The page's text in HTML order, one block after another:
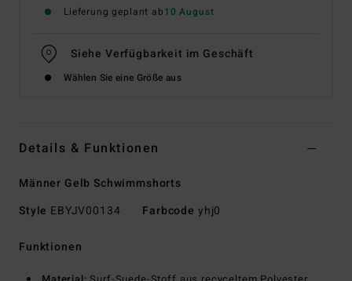
Lieferung geplant ab10 August
Siehe Verfügbarkeit im Geschäft
Wählen Sie eine Größe aus
Details & Funktionen
Männer Gelb Schwimmshorts
Style EBYJV00134 Farbcode yhj0
Funktionen